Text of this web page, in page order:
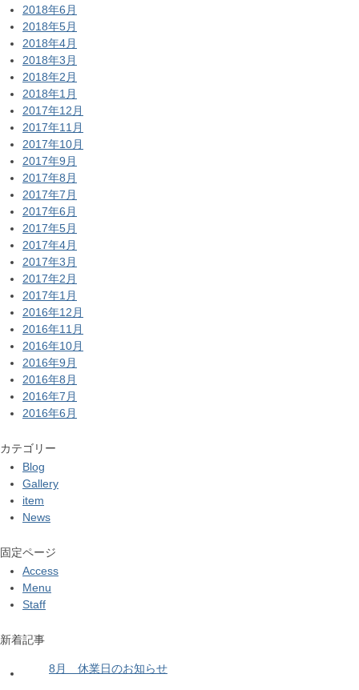
2018年6月
2018年5月
2018年4月
2018年3月
2018年2月
2018年1月
2017年12月
2017年11月
2017年10月
2017年9月
2017年8月
2017年7月
2017年6月
2017年5月
2017年4月
2017年3月
2017年2月
2017年1月
2016年12月
2016年11月
2016年10月
2016年9月
2016年8月
2016年7月
2016年6月
カテゴリー
Blog
Gallery
item
News
固定ページ
Access
Menu
Staff
新着記事
8月 休業日のお知らせ